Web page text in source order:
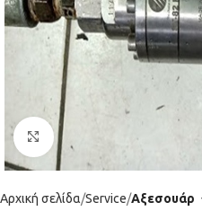
Click to enlarge
Αρχική σελίδα Service Αξεσουάρ